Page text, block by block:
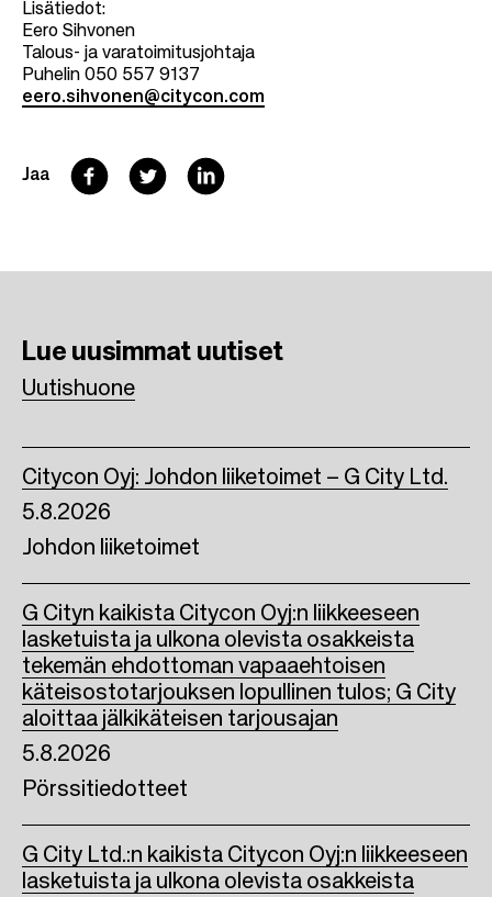
Lisätiedot:
Eero Sihvonen
Talous- ja varatoimitusjohtaja
Puhelin 050 557 9137
eero.sihvonen@citycon.com
Jaa F
o
o
T
e
r
L
d
Lue uusimmat uutiset
Uutishuone
5.8.2026
Johdon liiketoimet
Citycon Oyj: Johdon liiketoimet – G City Ltd.
5.8.2026
Pörssitiedotteet
G Cityn kaikista Citycon Oyj:n liikkeeseen
lasketuista ja ulkona olevista osakkeista
tekemän ehdottoman vapaaehtoisen
käteisostotarjouksen lopullinen tulos; G City
aloittaa jälkikäteisen tarjousajan
G City Ltd.:n kaikista Citycon Oyj:n liikkeeseen
lasketuista ja ulkona olevista osakkeista